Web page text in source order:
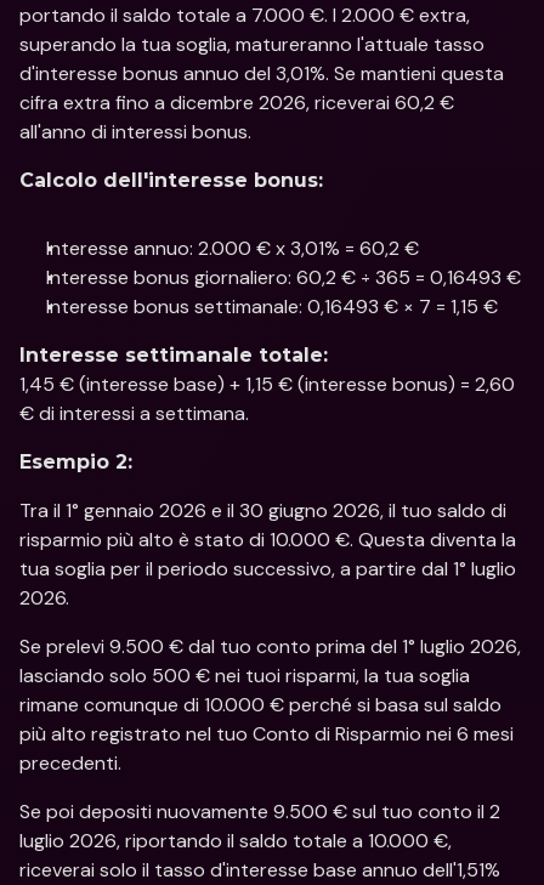
portando il saldo totale a 7.000 €. I 2.000 € extra,
superando la tua soglia, matureranno l'attuale tasso
d'interesse bonus annuo del 3,01%. Se mantieni questa
cifra extra fino a dicembre 2026, riceverai 60,2 €
all'anno di interessi bonus.
Calcolo dell'interesse bonus:
Interesse annuo: 2.000 € x 3,01% = 60,2 €
Interesse bonus giornaliero: 60,2 € ÷ 365 = 0,16493 €
Interesse bonus settimanale: 0,16493 € × 7 = 1,15 €
Interesse settimanale totale:
1,45 € (interesse base) + 1,15 € (interesse bonus) = 2,60
€ di interessi a settimana.
Esempio 2:
Tra il 1° gennaio 2026 e il 30 giugno 2026, il tuo saldo di
risparmio più alto è stato di 10.000 €. Questa diventa la
tua soglia per il periodo successivo, a partire dal 1° luglio
2026.
Se prelevi 9.500 € dal tuo conto prima del 1° luglio 2026,
lasciando solo 500 € nei tuoi risparmi, la tua soglia
rimane comunque di 10.000 € perché si basa sul saldo
più alto registrato nel tuo Conto di Risparmio nei 6 mesi
precedenti.
Se poi depositi nuovamente 9.500 € sul tuo conto il 2
luglio 2026, riportando il saldo totale a 10.000 €,
riceverai solo il tasso d'interesse base annuo dell'1,51%